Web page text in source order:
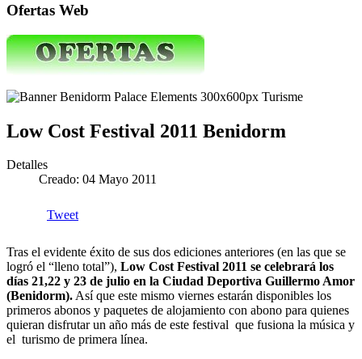
Ofertas Web
Low Cost Festival 2011 Benidorm
Detalles
Creado: 04 Mayo 2011
Tweet
Tras el evidente éxito de sus dos ediciones anteriores (en las que se
logró el “lleno total”), Low Cost Festival 2011 se celebrará los
días 21,22 y 23 de julio en la Ciudad Deportiva Guillermo Amor
(Benidorm).Así que este mismo viernes estarán disponibles los
primeros abonos y paquetes de alojamiento con abono para quienes
quieran disfrutar un año más de este festival que fusiona la música y
el turismo de primera línea.